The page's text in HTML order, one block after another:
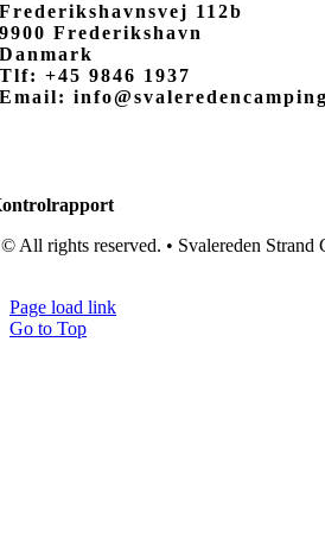
Frederikshavnsvej 112b
9900 Frederikshavn
Danmark
Tlf: +45 9846 1937
Email:
© All rights reserved. • Svalereden Strand
Page load link
Go to Top